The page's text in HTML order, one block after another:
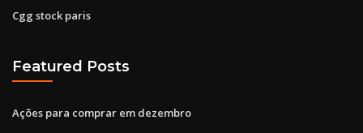
Cgg stock paris
Featured Posts
Ações para comprar em dezembro